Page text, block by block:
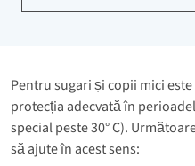
Pentru sugari și copii mici
protecția adecvată în
special peste 30° C).
să ajute în acest sens: